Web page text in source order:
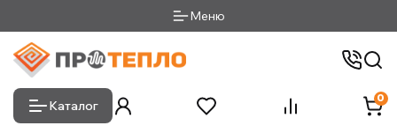
Меню
Каталог
0